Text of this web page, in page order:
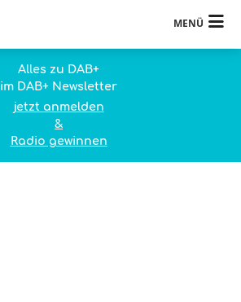
MENÜ
Alles zu DAB+
im DAB+ Newsletter
jetzt anmelden
&
Radio gewinnen